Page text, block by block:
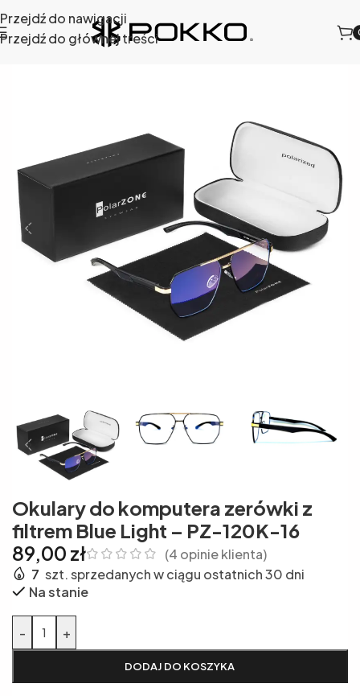
Przejdź do nawigacji
Przejdź do głównej treści
Okulary do komputera zerówki z
filtrem Blue Light – PZ-120K-16
89,00 zł (4 opinie klienta)
7 szt. sprzedanych w ciągu ostatnich 30 dni
Na stanie
- +
DODAJ DO KOSZYKA
Alternative: